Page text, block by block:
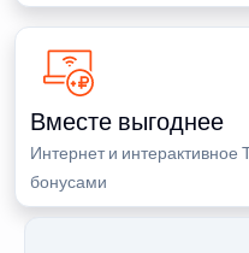
Вместе выгоднее
Интернет и
бонусами